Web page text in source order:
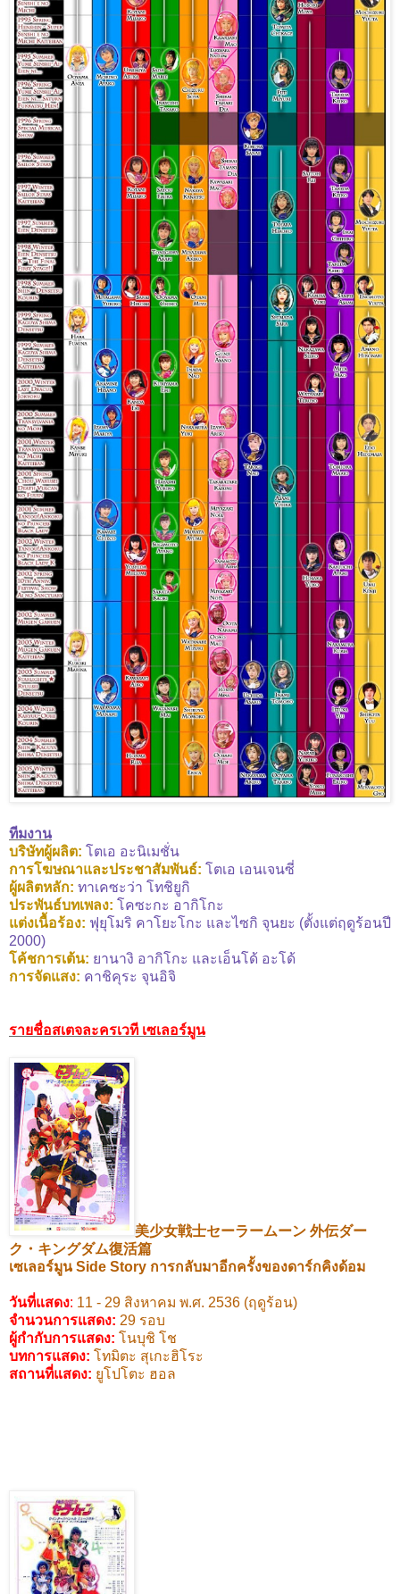
ทีมงาน
บริษัทผู้ผลิต: โตเอ อะนิเมชั่น
การโฆษณาและประชาสัมพันธ์: โตเอ เอนเจนซี่
ผู้ผลิตหลัก: ทาเคซะว่า โทชิยูกิ
ประพันธ์บทเพลง: โคซะกะ อากิโกะ
แต่งเนื้อร้อง: ฟุยุโมริ คาโยะโกะ และไซกิ จุนยะ (ตั้งแต่ฤดูร้อนปี
2000)
โค้ชการเต้น: ยานางิ อากิโกะ และเอ็นโด้ อะโด้
การจัดแสง: คาชิคุระ จุนอิจิ
รายชื่อสเตจละครเวที เซเลอร์มูน
美少女戦士セーラームーン 外伝ダー
ク・キングダム復活篇
เซเลอร์มูน Side Story การกลับมาอีกครั้งของดาร์กคิงด้อม
วันที่แสดง: 11 - 29 สิงหาคม พ.ศ. 2536 (ฤดูร้อน)
จำนวนการแสดง: 29 รอบ
ผู้กำกับการแสดง: โนบุชิ โช
บทการแสดง: โทมิตะ สุเกะฮิโระ
สถานที่แสดง: ยูโปโตะ ฮอล